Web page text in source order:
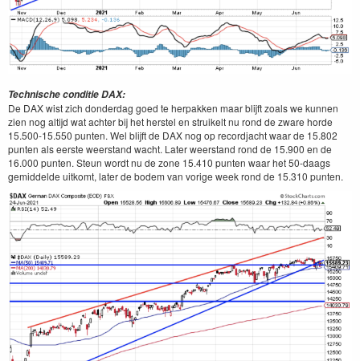
Technische conditie DAX:
De DAX wist zich donderdag goed te herpakken maar blijft zoals we kunnen
zien nog altijd wat achter bij het herstel en struikelt nu rond de zware horde
15.500-15.550 punten. Wel blijft de DAX nog op recordjacht waar de 15.802
punten als eerste weerstand wacht. Later weerstand rond de 15.900 en de
16.000 punten. Steun wordt nu de zone 15.410 punten waar het 50-daags
gemiddelde uitkomt, later de bodem van vorige week rond de 15.310 punten.